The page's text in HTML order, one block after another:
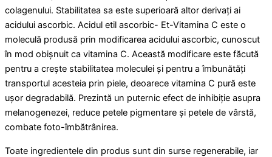
colagenului. Stabilitatea sa este superioară altor derivați ai
acidului ascorbic. Acidul etil ascorbic- Et-Vitamina C este o
moleculă produsă prin modificarea acidului ascorbic, cunoscut
în mod obișnuit ca vitamina C. Această modificare este făcută
pentru a crește stabilitatea moleculei și pentru a îmbunătăți
transportul acesteia prin piele, deoarece vitamina C pură este
ușor degradabilă. Prezintă un puternic efect de inhibiție asupra
melanogenezei, reduce petele pigmentare și petele de vârstă,
combate foto-îmbătrânirea.
Toate ingredientele din produs sunt din surse regenerabile, iar